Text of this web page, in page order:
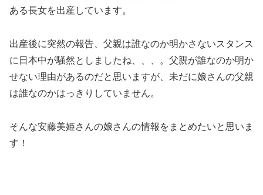
ある長女を出産しています。
出産後に突然の報告、父親は誰なのか明かさないスタンス
に日本中が騒然としましたね、、、。父親が誰なのか明か
せない理由があるのだと思いますが、未だに娘さんの父親
は誰なのかはっきりしていません。
そんな安藤美姫さんの娘さんの情報 をまとめたいと思いま
す！